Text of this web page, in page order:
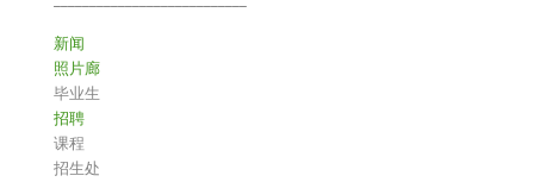
新闻
照片廊
毕业生
招聘
课程
招生处